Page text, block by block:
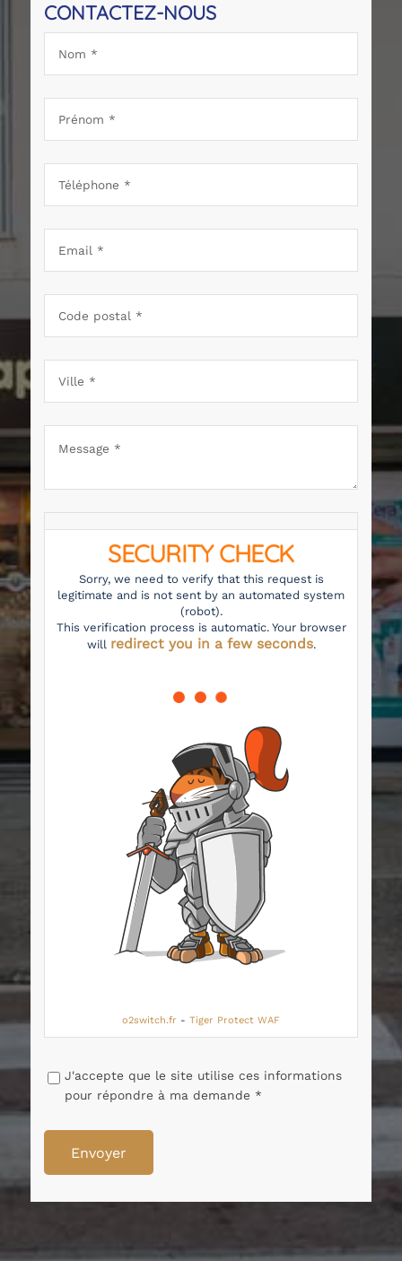
CONTACTEZ-NOUS
SECURITY CHECK
Sorry, we need to verify that this request is
legitimate and is not sent by an automated system
(robot).
This verification process is automatic. Your browser
will redirect you in a few seconds.
o2switch.fr - Tiger Protect WAF
J'accepte que le site utilise ces informations
pour répondre à ma demande *
Envoyer